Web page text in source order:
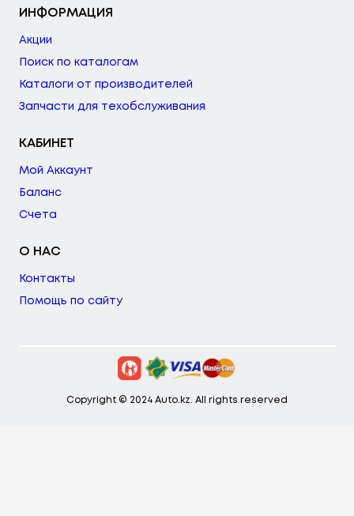
ИНФОРМАЦИЯ
Акции
Поиск по каталогам
Каталоги от производителей
Запчасти для техобслуживания
КАБИНЕТ
Мой Аккаунт
Баланс
Счета
О НАС
Контакты
Помощь по сайту
Copyright © 2024 Auto.kz. All rights reserved